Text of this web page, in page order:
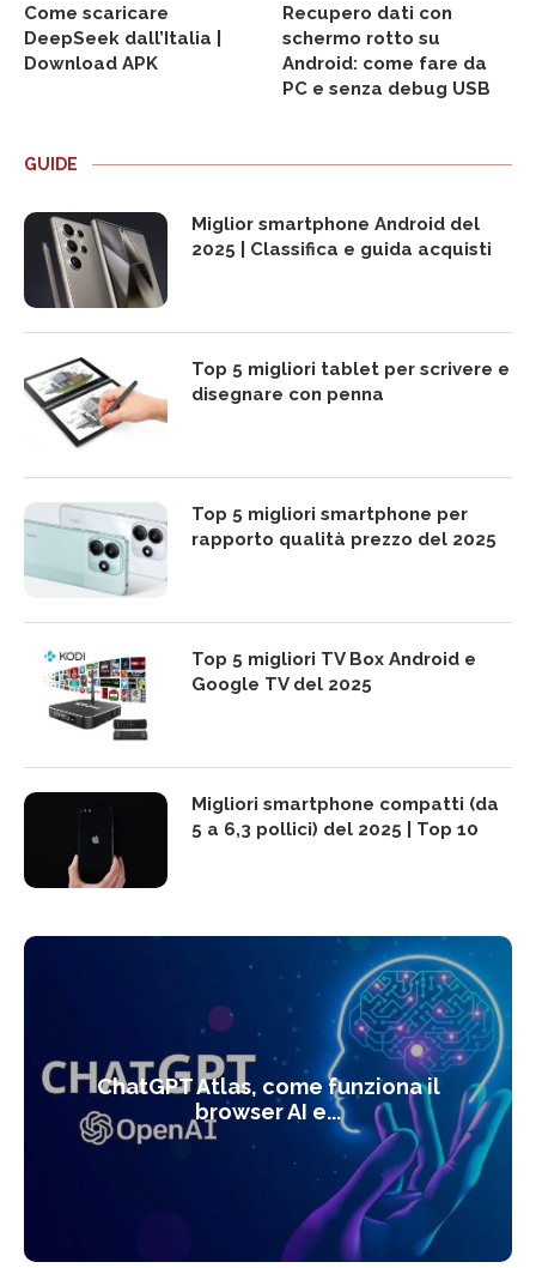
Come scaricare
DeepSeek dall’Italia |
Download APK
Recupero dati con
schermo rotto su
Android: come fare da
PC e senza debug USB
GUIDE
Miglior smartphone Android del
2025 | Classifica e guida acquisti
Top 5 migliori tablet per scrivere e
disegnare con penna
Top 5 migliori smartphone per
rapporto qualità prezzo del 2025
Top 5 migliori TV Box Android e
Google TV del 2025
Migliori smartphone compatti (da
5 a 6,3 pollici) del 2025 | Top 10
ChatGPT Atlas, come funziona il
browser AI e...